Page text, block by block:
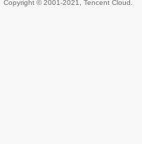
Copyright © 2001-2021, Tencent Cloud.